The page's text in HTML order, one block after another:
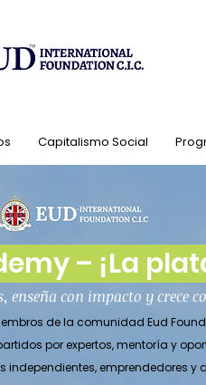
Capitalismo Social
– ¡La
enseña con impacto y crece
de la comunidad Eud
por expertos, mentoría y
independientes, emprendedores